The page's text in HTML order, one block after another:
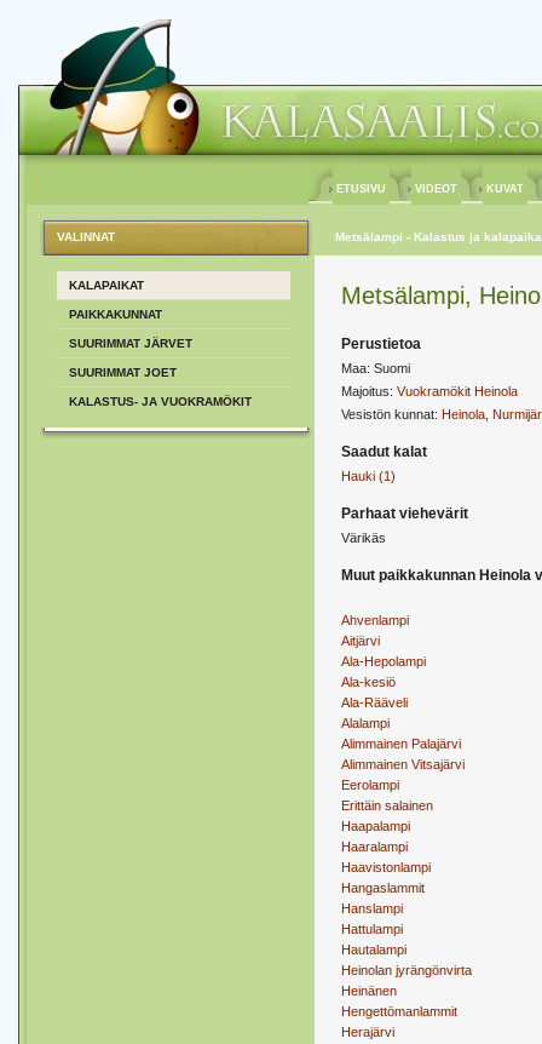
ETUSIVU VIDEOT KUVAT
VALINNAT
KALAPAIKAT
PAIKKAKUNNAT
SUURIMMAT JÄRVET
SUURIMMAT JOET
KALASTUS- JA VUOKRAMÖKIT
Metsälampi - Kalastus ja
Metsälampi,
Perustietoa
Maa: Suomi
Majoitus: Vuokramökit Heinola
Vesistön kunnat: Heinola
Saadut kalat
Hauki (1)
Parhaat viehevärit
Värikäs
Muut paikkakunnan Heinola
Ahvenlampi
Aitjärvi
Ala-Hepolampi
Ala-kesiö
Ala-Rääveli
Alalampi
Alimmainen Palajärvi
Alimmainen Vitsajärvi
Eerolampi
Erittäin salainen
Haapalampi
Haaralampi
Haavistonlampi
Hangaslammit
Hanslampi
Hattulampi
Hautalampi
Heinolan jyrängönvirta
Heinänen
Hengettömanlammit
Herajärvi